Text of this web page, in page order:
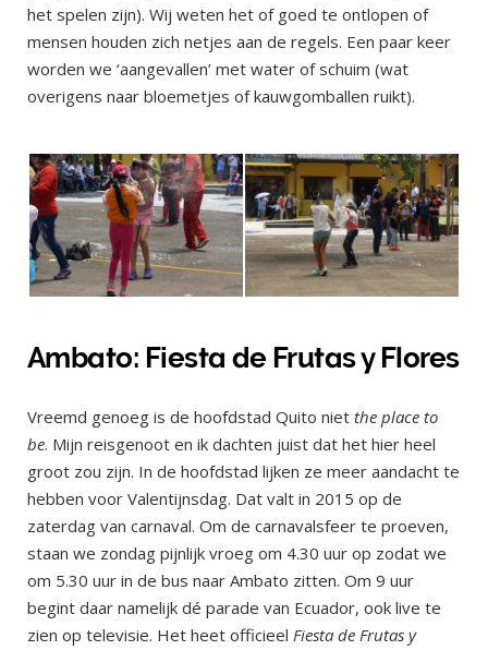
het spelen zijn). Wij weten het of goed te ontlopen of
mensen houden zich netjes aan de regels. Een paar keer
worden we ‘aangevallen’ met water of schuim (wat
overigens naar bloemetjes of kauwgomballen ruikt).
Ambato: Fiesta de Frutas y Flores
Vreemd genoeg is de hoofdstad Quito niet the place to
be. Mijn reisgenoot en ik dachten juist dat het hier heel
groot zou zijn. In de hoofdstad lijken ze meer aandacht te
hebben voor Valentijnsdag. Dat valt in 2015 op de
zaterdag van carnaval. Om de carnavalsfeer te proeven,
staan we zondag pijnlijk vroeg om 4.30 uur op zodat we
om 5.30 uur in de bus naar Ambato zitten. Om 9 uur
begint daar namelijk dé parade van Ecuador, ook live te
zien op televisie. Het heet officieel Fiesta de Frutas y